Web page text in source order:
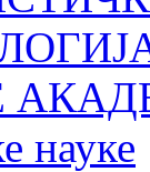
науке